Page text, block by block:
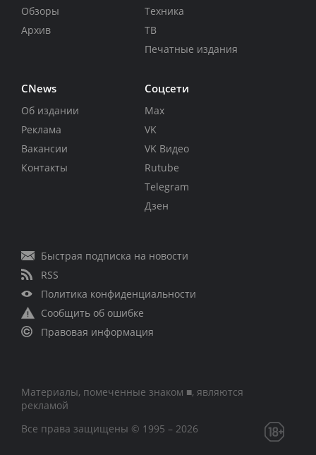
Обзоры
Архив
Техника
ТВ
Печатные издания
CNews
Об издании
Реклама
Вакансии
Контакты
Соцсети
Max
VK
VK Видео
Rutube
Telegram
Дзен
Быстрая подписка на новости
RSS
Политика конфиденциальности
Сообщить об ошибке
Правовая информация
Материалы, помеченные знаком ■, являются
рекламой
Все права защищены © 1995 – 2026